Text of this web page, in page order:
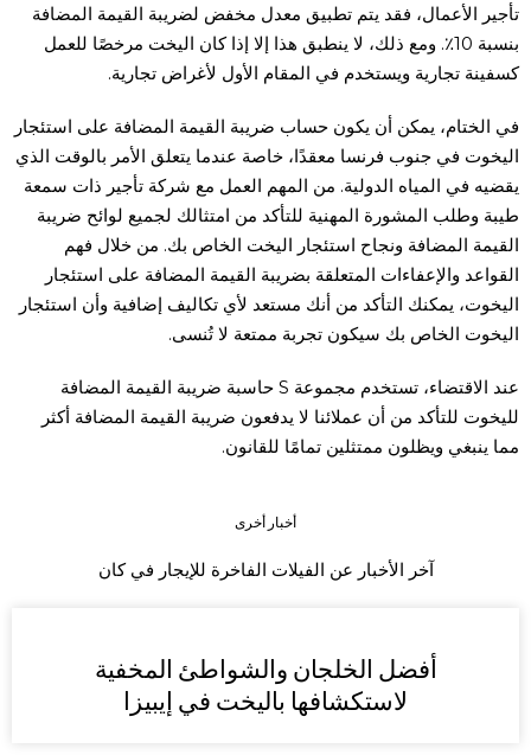
تأجير الأعمال، فقد يتم تطبيق معدل مخفض لضريبة القيمة المضافة
بنسبة 10٪. ومع ذلك، لا ينطبق هذا إلا إذا كان اليخت مرخصًا للعمل
كسفينة تجارية ويستخدم في المقام الأول لأغراض تجارية.
في الختام، يمكن أن يكون حساب ضريبة القيمة المضافة على استئجار
اليخوت في جنوب فرنسا معقدًا، خاصة عندما يتعلق الأمر بالوقت الذي
يقضيه في المياه الدولية. من المهم العمل مع شركة تأجير ذات سمعة
طيبة وطلب المشورة المهنية للتأكد من امتثالك لجميع لوائح ضريبة
القيمة المضافة ونجاح استئجار اليخت الخاص بك. من خلال فهم
القواعد والإعفاءات المتعلقة بضريبة القيمة المضافة على استئجار
اليخوت، يمكنك التأكد من أنك مستعد لأي تكاليف إضافية وأن استئجار
اليخوت الخاص بك سيكون تجربة ممتعة لا تُنسى.
عند الاقتضاء، تستخدم مجموعة S
حاسبة ضريبة القيمة المضافة
لليخوت للتأكد من أن عملائنا لا يدفعون ضريبة القيمة المضافة أكثر
مما ينبغي ويظلون ممتثلين تمامًا للقانون.
أخبار أخرى
آخر الأخبار عن الفيلات الفاخرة للإيجار في كان
أفضل الخلجان والشواطئ المخفية
لاستكشافها باليخت في إيبيزا